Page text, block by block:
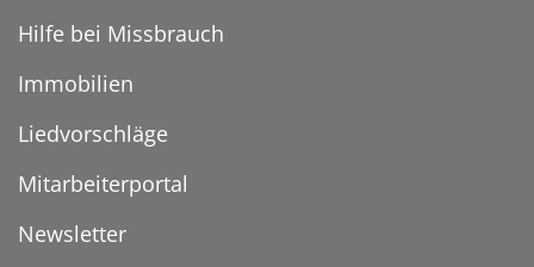
Hilfe bei Missbrauch
Immobilien
Liedvorschläge
Mitarbeiterportal
Newsletter